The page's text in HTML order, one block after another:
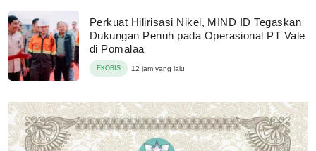
Perkuat Hilirisasi Nikel, MIND ID Tegaskan
Dukungan Penuh pada Operasional PT Vale
di Pomalaa
EKOBIS 12 jam yang lalu